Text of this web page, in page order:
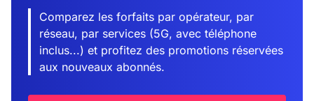
Comparez les forfaits par opérateur, par
réseau, par services (5G, avec téléphone
inclus...) et profitez des promotions réservées
aux nouveaux abonnés.